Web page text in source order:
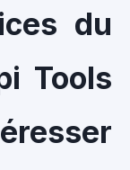
du
Tools